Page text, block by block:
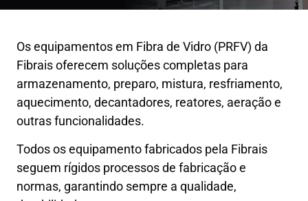
Os equipamentos em Fibra de Vidro (PRFV) da
Fibrais oferecem soluções completas para
armazenamento, preparo, mistura, resfriamento,
aquecimento, decantadores, reatores, aeração e
outras funcionalidades.
Todos os equipamento fabricados pela Fibrais
seguem rígidos processos de fabricação e
normas, garantindo sempre a qualidade,